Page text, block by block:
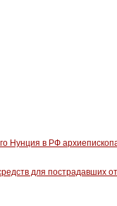
Нунция в РФ
для пострадавших от